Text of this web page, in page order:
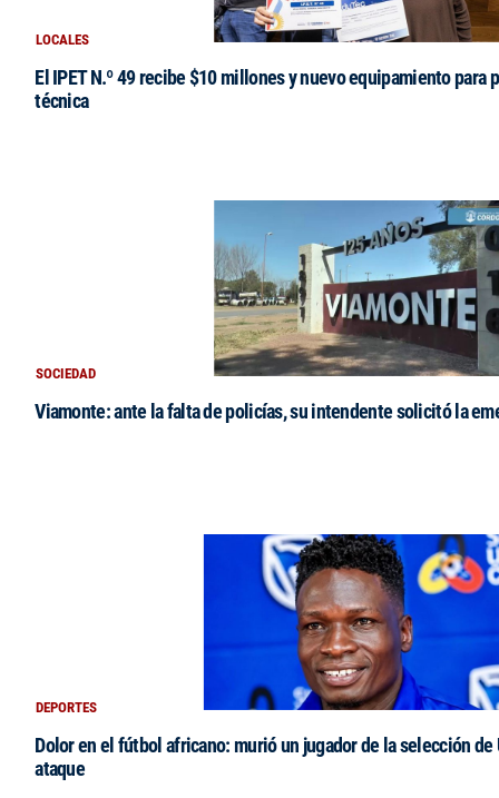
LOCALES
El IPET N.º 49 recibe $10 millones y nuevo equipamiento para
técnica
SOCIEDAD
Viamonte: ante la falta de policías, su intendente solicitó la
DEPORTES
Dolor en el fútbol africano: murió un jugador de la selección
ataque